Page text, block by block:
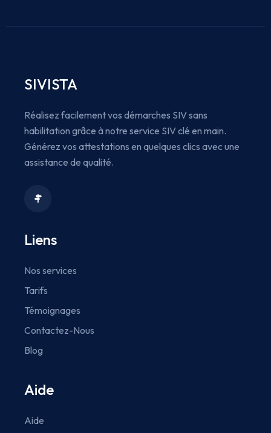
SIVISTA
Réalisez facilement vos démarches SIV sans
habilitation grâce à notre service SIV clé en main.
Générez vos attestations en quelques clics avec une
assistance de qualité.
Liens
Nos services
Tarifs
Témoignages
Contactez-Nous
Blog
Aide
Aide